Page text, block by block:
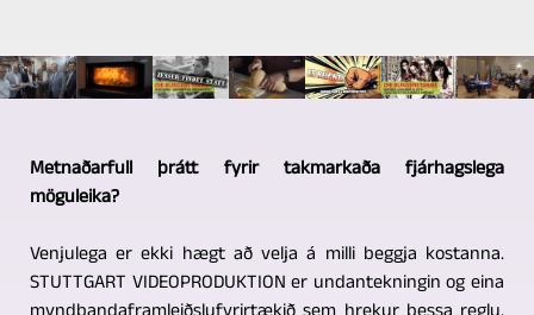
Metnaðarfull þrátt fyrir takmarkaða fjárhagslega
möguleika?
Venjulega er ekki hægt að velja á milli beggja kostanna.
STUTTGART VIDEOPRODUKTION er undantekningin og eina